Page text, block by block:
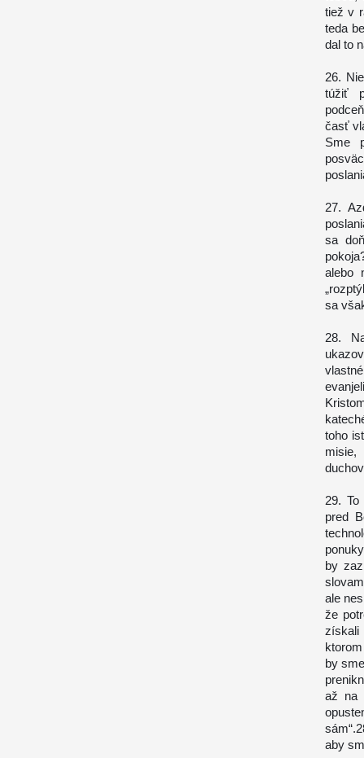
tiež v
teda
dal to
26.
túžiť
časť
Sme
27.
sa
alebo
sa
28.
toho
misie,
29.
pred
by
ale
že
by
až na
aby